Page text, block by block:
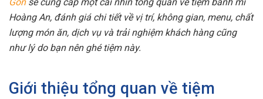
Hoàng An, đánh giá chi tiết về vị trí, không gian, menu, chất
lượng món ăn, dịch vụ và trải nghiệm khách hàng cũng
như lý do bạn nên ghé tiệm này.
Giới thiệu tổng quan về tiệm